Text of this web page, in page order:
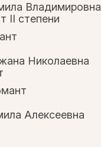
Владимировна
II степени
Николаевна
Алексеевна